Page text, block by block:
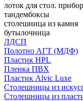
лоток для стол.
тандембоксы
столешница из камня
бутылочница
ЛДСП
Полотно АГТ (МДФ)
Пластик HPL
Пленка ПВХ
Пластик Alvic Luxe
Столешницы из
Столешницы из